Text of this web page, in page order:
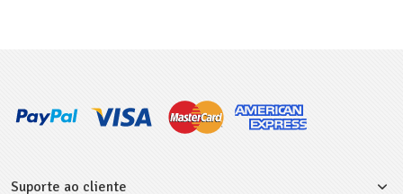
Suporte ao cliente